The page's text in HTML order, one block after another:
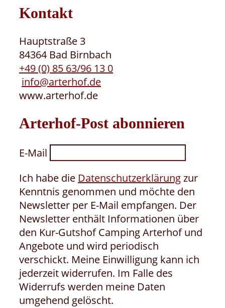
Kontakt
Hauptstraße 3
84364 Bad Birnbach
+49 (0) 85 63/96 13 0
info@arterhof.de
www.arterhof.de
Arterhof-Post abonnieren
E-Mail
Ich habe die Datenschutzerklärungzur
Kenntnis genommen und möchte den
Newsletter per E-Mail empfangen. Der
Newsletter enthält Informationen über
den Kur-Gutshof Camping Arterhof und
Angebote und wird periodisch
verschickt. Meine Einwilligung kann ich
jederzeit widerrufen. Im Falle des
Widerrufs werden meine Daten
umgehend gelöscht.